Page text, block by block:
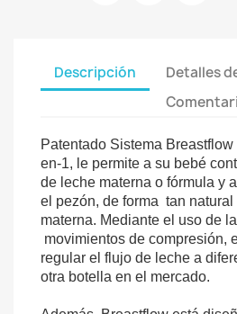
Descripción
Detalles
Patentado Sistema
en-1, le permite a su bebé
de leche materna o fórmula y
el pezón, de forma tan
materna. Mediante el uso de
movimientos de compresión,
regular el flujo de leche a
otra botella en el mercado.